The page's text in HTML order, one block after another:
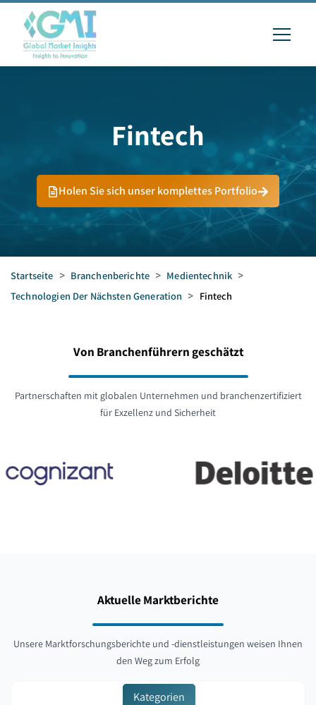
Fintech
Holen Sie sich unser komplettes Portfolio
Startseite > Branchenberichte > Medientechnik >
Technologien Der Nächsten Generation > Fintech
Von Branchenführern geschätzt
Partnerschaften mit globalen Unternehmen und branchenzertifiziert
für Exzellenz und Sicherheit
Aktuelle Marktberichte
Unsere Marktforschungsberichte und -dienstleistungen weisen Ihnen
den Weg zum Erfolg
Kategorien